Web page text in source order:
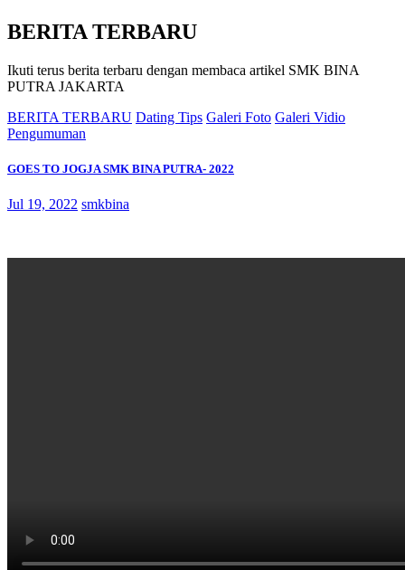
BERITA TERBARU
Ikuti terus berita terbaru dengan membaca artikel SMK BINA
PUTRA JAKARTA
BERITA TERBARU Dating Tips Galeri Foto Galeri Vidio
Pengumuman
GOES TO JOGJA SMK BINA PUTRA- 2022
Jul 19, 2022 smkbina